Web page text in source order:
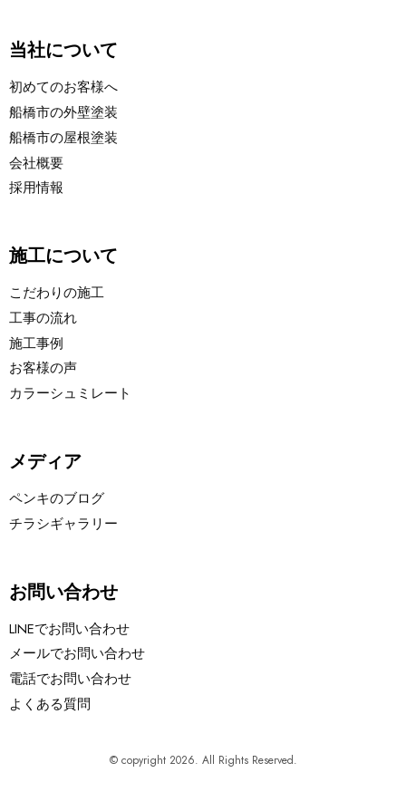
当社について
初めてのお客様へ
船橋市の外壁塗装
船橋市の屋根塗装
会社概要
採用情報
施工について
こだわりの施工
工事の流れ
施工事例
お客様の声
カラーシュミレート
メディア
ペンキのブログ
チラシギャラリー
お問い合わせ
LINEでお問い合わせ
メールでお問い合わせ
電話でお問い合わせ
よくある質問
© copyright 2026. All Rights Reserved.